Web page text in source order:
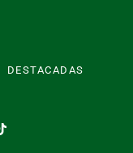
DESTACADAS